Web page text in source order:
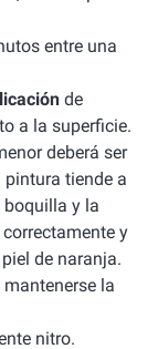
entre una
de
a la superficie.
deberá ser
tiende a
boquilla y la
y
de naranja.
la
nitro.